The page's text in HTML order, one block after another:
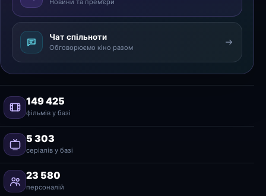
Новини та прем’єри
Чат спільноти
Обговорюємо кіно разом
149 425
фільмів у базі
5 303
серіалів у базі
23 580
персоналій